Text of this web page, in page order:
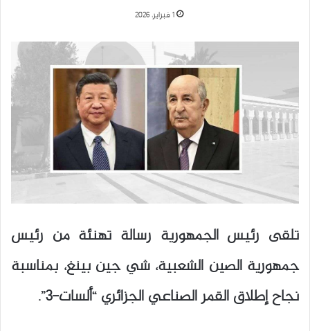
1 فبراير، 2026
تلقى رئيس الجمهورية رسالة تهنئة من رئيس
جمهورية الصين الشعبية، شي جين بينغ، بمناسبة
نجاح إطلاق القمر الصناعي الجزائري “ألسات-3”.